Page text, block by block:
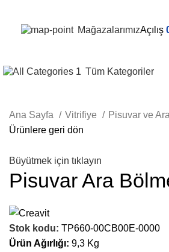
MağazalarımızAçılış
Tüm Kategoriler
Ana Sayfa Vitrifiye Pisuvar ve
Ürünlere geri dön
Büyütmek için tıklayın
Pisuvar Ara
Stok kodu: TP660-00CB00E-0000
Ürün Ağırlığı: 9,3 Kg